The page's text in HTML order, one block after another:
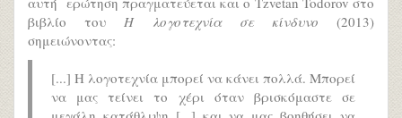
βιβλίο του Η λογοτεχνία σε κίνδυνο (2013)
σημειώνοντας:
[...] Η λογοτεχνία μπορεί να κάνει πολλά. Μπορεί
να μας τείνει το χέρι όταν βρισκόμαστε σε